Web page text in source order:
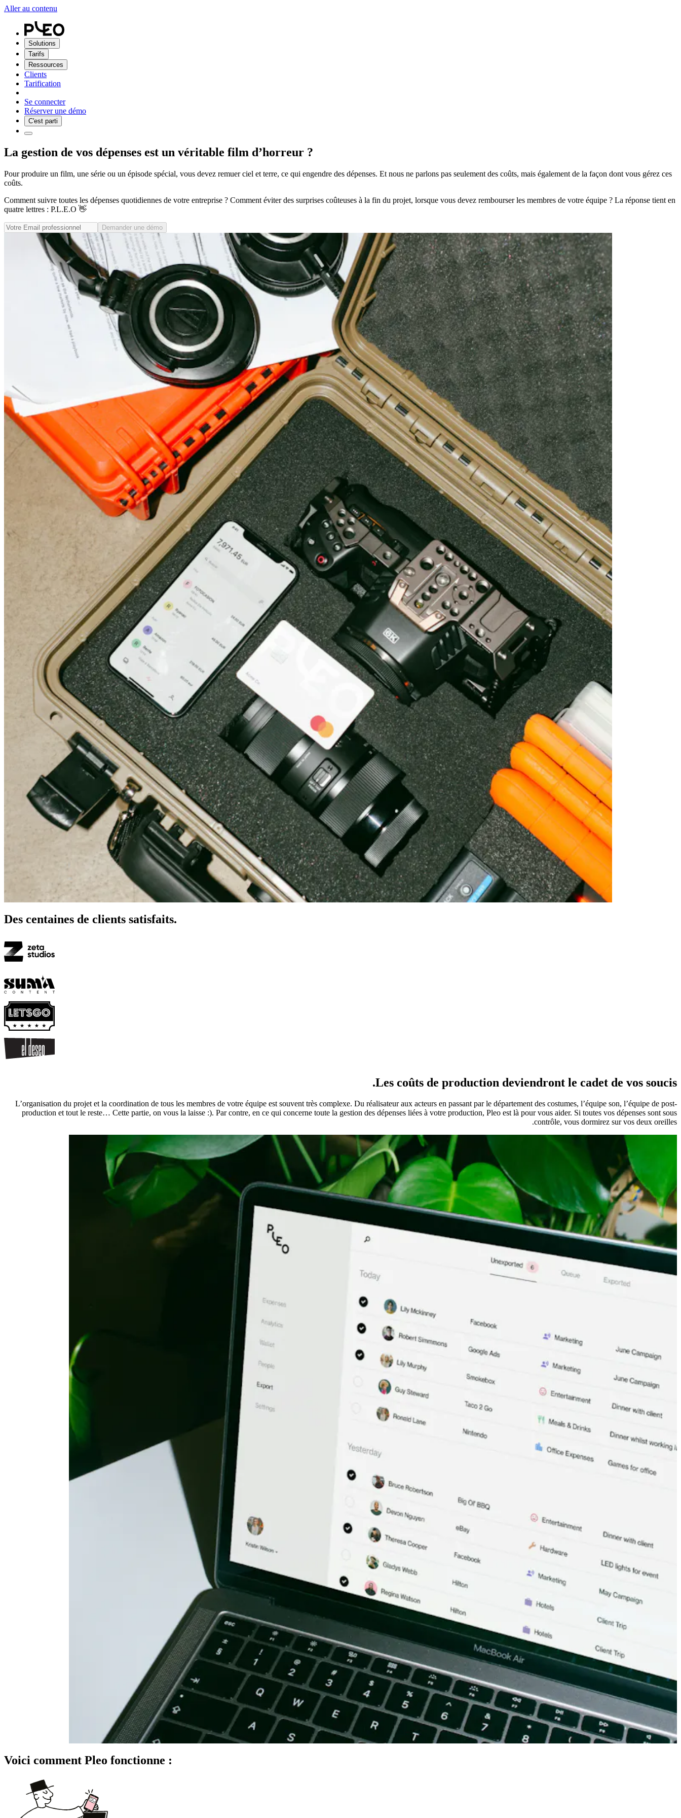
Aller au contenu
Solutions
Tarifs
Ressources
Clients
Tarification
Se connecter
Réserver une démo
C'est parti
La gestion de vos dépenses est un véritable film d’horreur ?
Pour produire un film, une série ou un épisode spécial, vous devez remuer ciel et terre, ce qui engendre des dépenses. Et nous ne parlons pas seulement des coûts, mais également de la façon dont vous gérez ces
coûts.
Comment suivre toutes les dépenses quotidiennes de votre entreprise ? Comment éviter des surprises coûteuses à la fin du projet, lorsque vous devez rembourser les membres de votre équipe ? La réponse tient en
quatre lettres : P.L.E.O 👋
Demander une démo
Des centaines de clients satisfaits.
Les coûts de production deviendront le cadet de vos soucis.
L’organisation du projet et la coordination de tous les membres de votre équipe est souvent très complexe. Du réalisateur aux acteurs en passant par le département des costumes, l’équipe son, l’équipe de post-
production et tout le reste… Cette partie, on vous la laisse :). Par contre, en ce qui concerne toute la gestion des dépenses liées à votre production, Pleo est là pour vous aider. Si toutes vos dépenses sont sous
contrôle, vous dormirez sur vos deux oreilles.
Voici comment Pleo fonctionne :